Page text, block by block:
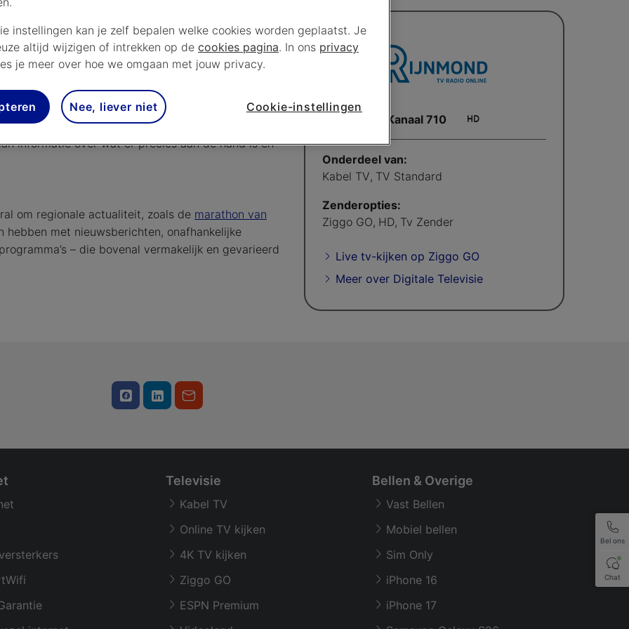
voor inwoners in en rondom Rotterdam en
Rijnmond dus de regionale zender voor de
voor de regio in het Zuiden van Zuid-Holland te
een ramp – dan is RTV Rijnmond de officiële bron
informatie over wat er precies aan de hand is en
om regionale actualiteit, zoals de marathon van
hebben met nieuwsberichten, onafhankelijke
– die bovenal vermakelijk en gevarieerd
Kanaal 710
Onderdeel van:
Kabel TV, TV Standard
Zenderopties:
Ziggo GO, HD, Tv Zender
Live tv-kijken op Ziggo GO
Meer over Digitale Televisie
Bel ons
Chat
Televisie
Kabel TV
Online TV kijken
4K TV kijken
Ziggo GO
ESPN Premium
Bellen & Overige
Vast Bellen
Mobiel bellen
Sim Only
iPhone 16
iPhone 17
instellingen kan je zelf bepalen welke cookies worden geplaatst. Je
altijd wijzigen of intrekken op de cookies pagina. In ons privacy
je meer over hoe we omgaan met jouw privacy.
Nee, liever niet Cookie-instellingen